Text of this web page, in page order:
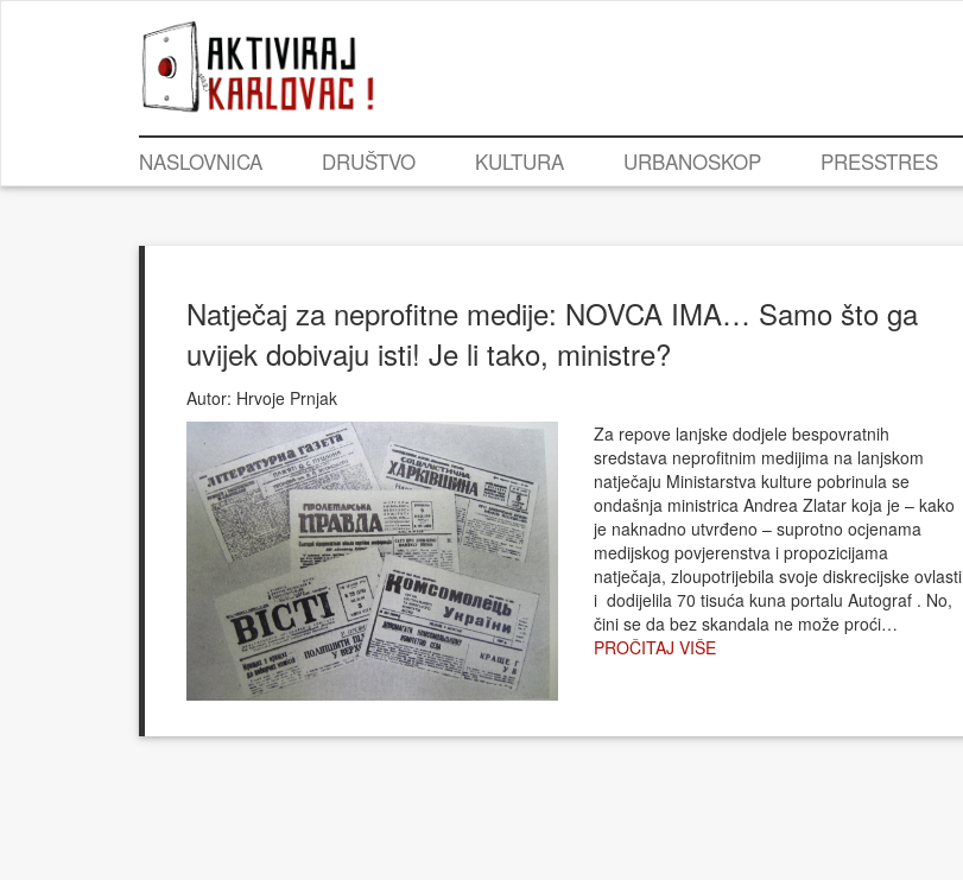
NASLOVNICA DRUŠTVO KULTURA URBANOSKOP PRESSTRES
Natječaj za neprofitne medije: NOVCA IMA… Samo što ga
uvijek dobivaju isti! Je li tako, ministre?
Autor: Hrvoje Prnjak
Za repove lanjske dodjele bespovratnih
sredstava neprofitnim medijima na lanjskom
natječaju Ministarstva kulture pobrinula se
ondašnja ministrica Andrea Zlatar koja je – kako
je naknadno utvrđeno – suprotno ocjenama
medijskog povjerenstva i propozicijama
natječaja, zloupotrijebila svoje diskrecijske ovlasti
i dodijelila 70 tisuća kuna portalu Autograf . No,
čini se da bez skandala ne može proći…
PROČITAJ VIŠE